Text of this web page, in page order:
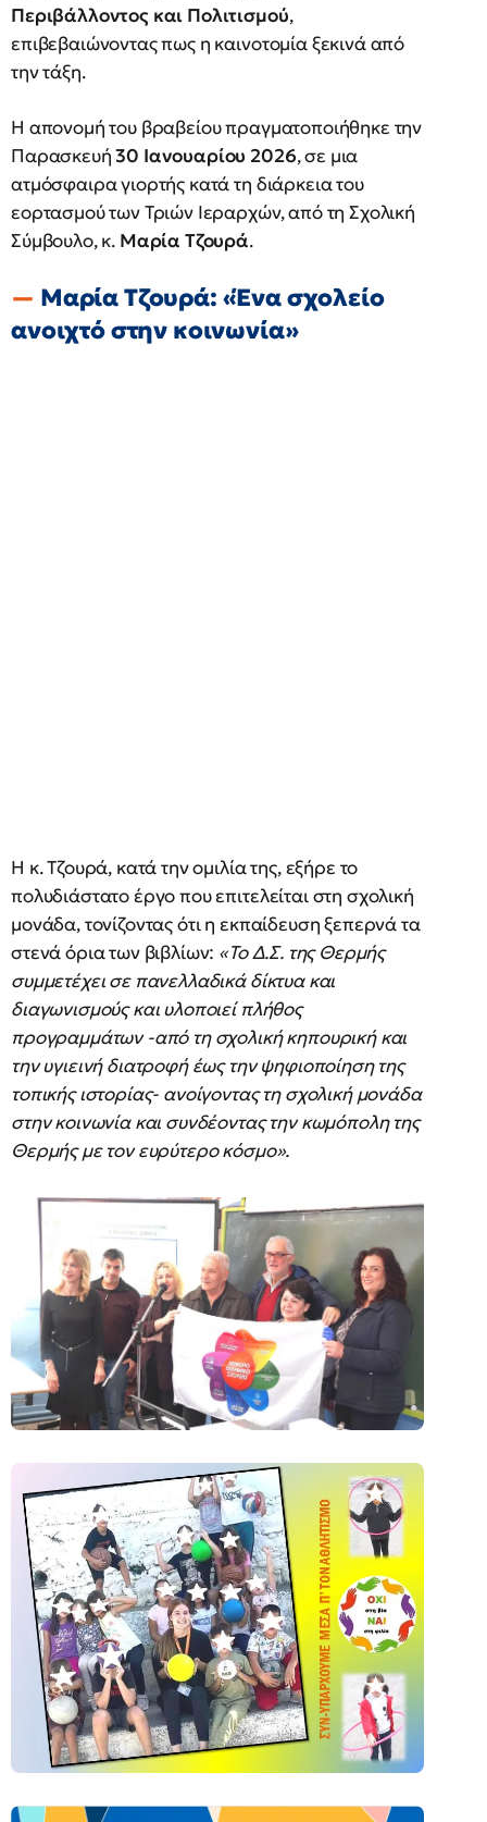
Περιβάλλοντος και Πολιτισμού,
επιβεβαιώνοντας πως η καινοτομία ξεκινά από
την τάξη.
Η απονομή του βραβείου πραγματοποιήθηκε την
Παρασκευή30 Ιανουαρίου 2026, σε μια
ατμόσφαιρα γιορτής κατά τη διάρκεια του
εορτασμού των Τριών Ιεραρχών, από τη Σχολική
Σύμβουλο, κ. Μαρία Τζουρά.
Μαρία Τζουρά: «Ένα σχολείο
ανοιχτό στην κοινωνία»
Η κ. Τζουρά, κατά την ομιλία της, εξήρε το
πολυδιάστατο έργο που επιτελείται στη σχολική
μονάδα, τονίζοντας ότι η εκπαίδευση ξεπερνά τα
στενά όρια των βιβλίων: «Το Δ.Σ. της Θερμής
συμμετέχει σε πανελλαδικά δίκτυα και
διαγωνισμούς και υλοποιεί πλήθος
προγραμμάτων -από τη σχολική κηπουρική και
την υγιεινή διατροφή έως την ψηφιοποίηση της
τοπικής ιστορίας- ανοίγοντας τη σχολική μονάδα
στην κοινωνία και συνδέοντας την κωμόπολη της
Θερμής με τον ευρύτερο κόσμο».